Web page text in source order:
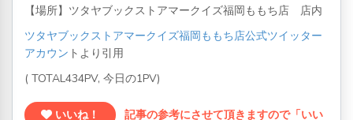
【場所】ツタヤブックストアマークイズ福岡ももち店 店内
ツタヤブックストアマークイズ福岡ももち店公式ツイッター
アカウン トより引用
( TOTAL434PV, 今日の1PV)
いいね！ 記事の参考にさせて頂きますので「いい